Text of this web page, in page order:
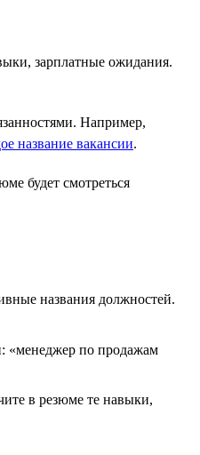
зарплатные ожидания.
Например,
название вакансии.
будет смотреться
названия должностей.
«менеджер по продажам
в резюме те навыки,